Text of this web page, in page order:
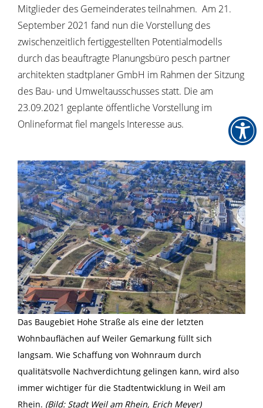
Mitglieder des Gemeinderates teilnahmen. Am 21.
September 2021 fand nun die Vorstellung des
zwischenzeitlich fertiggestellten Potentialmodells
durch das beauftragte Planungsbüro pesch partner
architekten stadtplaner GmbH im Rahmen der Sitzung
des Bau- und Umweltausschusses statt. Die am
23.09.2021 geplante öffentliche Vorstellung im
Onlineformat fiel mangels Interesse aus.
Das Baugebiet Hohe Straße als eine der letzten
Wohnbauflächen auf Weiler Gemarkung füllt sich
langsam. Wie Schaffung von Wohnraum durch
qualitätsvolle Nachverdichtung gelingen kann, wird also
immer wichtiger für die Stadtentwicklung in Weil am
Rhein. (Bild: Stadt Weil am Rhein, Erich Meyer)